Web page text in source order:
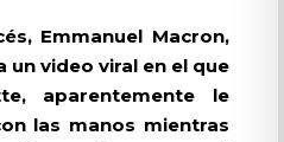
Emmanuel Macron,
video viral en el que
aparentemente le
las manos mientras